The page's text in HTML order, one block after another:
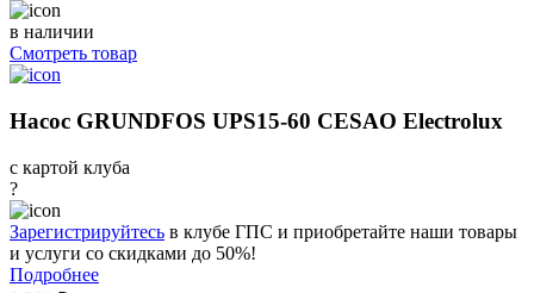
в наличии
Смотреть товар
Насос GRUNDFOS UPS15-60 CESAO Electrolux
с картой клуба
?
Зарегистрируйтесь в клубе ГПС и приобретайте наши товары
и услуги со скидками до 50%!
Подробнее